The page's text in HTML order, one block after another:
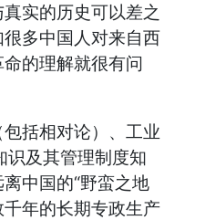
实的历史可以差之
多中国人对来自西
的理解就很有问
括相对论）、工业
识及其管理制度知
中国的“野蛮之地
年的长期专政生产